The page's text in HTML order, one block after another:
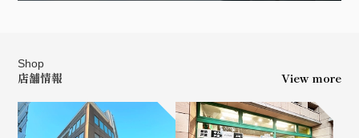
Shop
店舗情報 View more